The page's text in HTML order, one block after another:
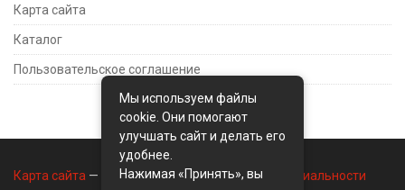
Карта сайта
Каталог
Пользовательское соглашение
Карта сайта — Контакты— Политика конфиденциальности
Мы используем файлы
cookie. Они помогают
улучшать сайт и делать его
удобнее.
Нажимая «Принять», вы